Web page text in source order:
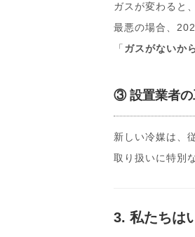
ガスが変わると
最悪の場合、
「 ガスがないか
③ 設置業者の
新しい冷媒は、
取り扱いに特別
3. 私たちは